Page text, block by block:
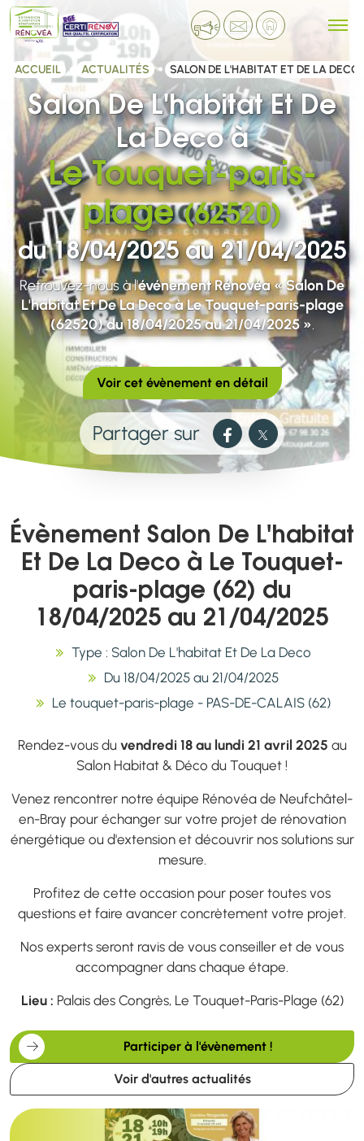
ACCUEIL ACTUALITÉS SALON DE L'HABITAT ET DE LA
Salon De L'habitat Et De
La Deco à
Le Touquet-paris-
plage(62520)
du 18/04/2025 au 21/04/2025
Retrouvez-nous à l'événement Rénovéa « Salon De
L'habitat Et De La Deco à Le Touquet-paris-plage
(62520) du 18/04/2025 au 21/04/2025 ».
Voir cet évènement en détail
Partager sur
Évènement Salon De L'habitat
Et De La Deco à Le Touquet-
paris-plage (62) du
18/04/2025 au 21/04/2025
Type : Salon De L'habitat Et De La Deco
Du 18/04/2025 au 21/04/2025
Le touquet-paris-plage - PAS-DE-CALAIS (62)
Rendez-vous du vendredi 18 au lundi 21 avril 2025 au
Salon Habitat & Déco du Touquet !
Venez rencontrer notre équipe Rénovéa de Neufchâtel-
en-Bray pour échanger sur votre projet de rénovation
énergétique ou d'extension et découvrir nos solutions sur
mesure.
Profitez de cette occasion pour poser toutes vos
questions et faire avancer concrètement votre projet.
Nos experts seront ravis de vous conseiller et de vous
accompagner dans chaque étape.
Lieu : Palais des Congrès, Le Touquet-Paris-Plage (62)
Participer à l'évènement !
Voir d'autres actualités